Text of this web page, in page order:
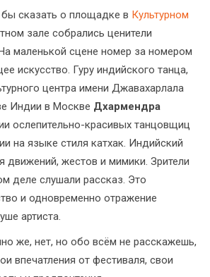
сказать о площадке в Культурном
зале собрались ценители
маленькой сцене номер за номером
искусство. Гуру индийского танца,
центра имени Джавахарлала
Индии в Москве Дхармендра
ослепительно-красивых танцовщиц
на языке стиля катхак. Индийский
движений, жестов и мимики. Зрители
деле слушали рассказ. Это
и одновременно отражение
артиста.
же, нет, но обо всём не расскажешь,
впечатления от фестиваля, свои